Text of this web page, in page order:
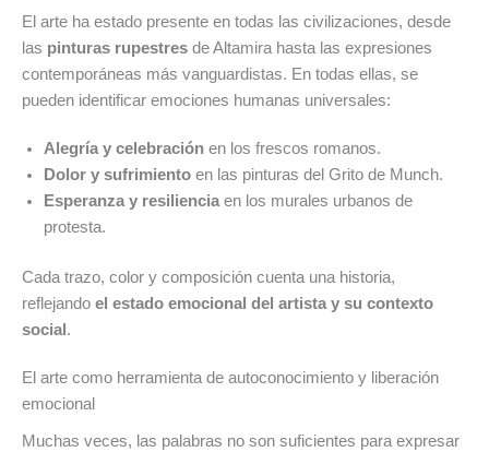
El arte ha estado presente en todas las civilizaciones, desde
las pinturas rupestres de Altamira hasta las expresiones
contemporáneas más vanguardistas. En todas ellas, se
pueden identificar emociones humanas universales:
Alegría y celebración en los frescos romanos.
Dolor y sufrimiento en las pinturas del Grito de Munch.
Esperanza y resiliencia en los murales urbanos de
protesta.
Cada trazo, color y composición cuenta una historia,
reflejando el estado emocional del artista y su contexto
social .
El arte como herramienta de autoconocimiento y liberación
emocional
Muchas veces, las palabras no son suficientes para expresar